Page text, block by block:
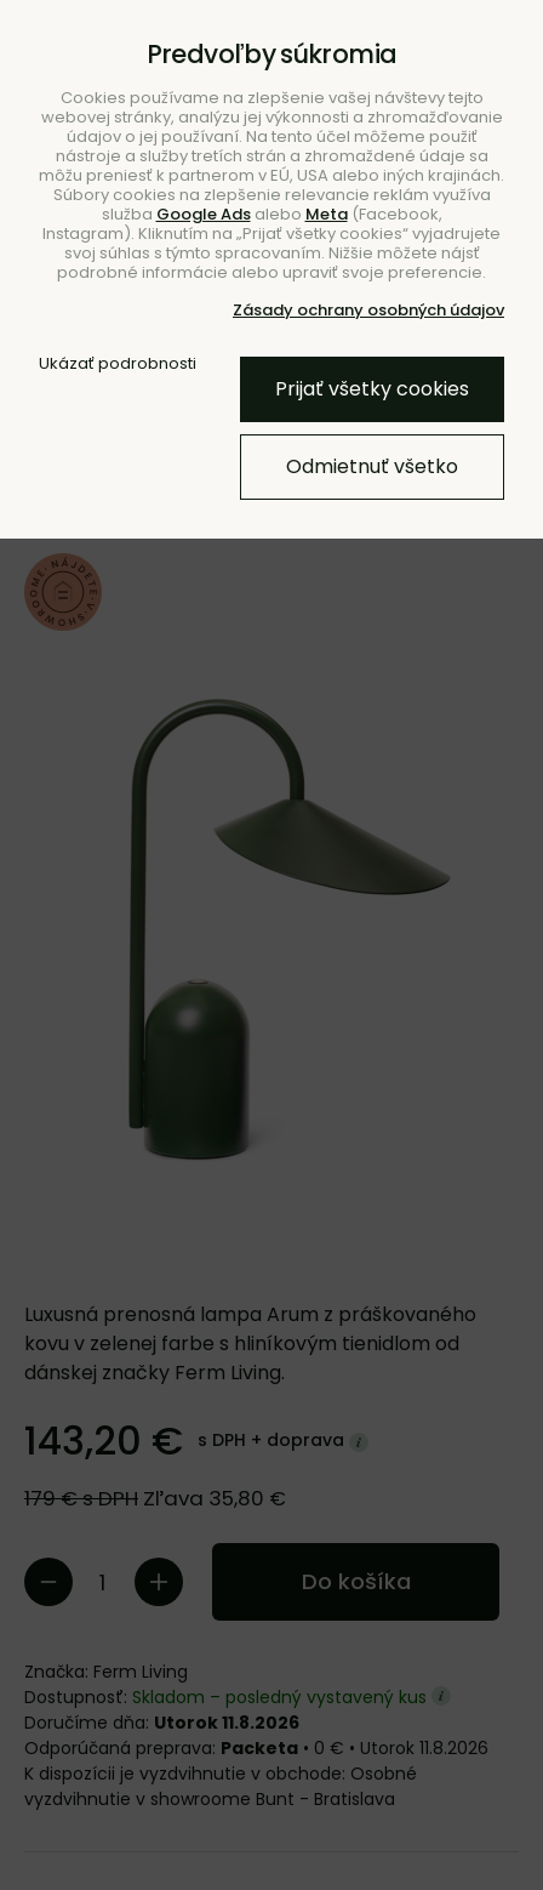
Hľadať
Úvod Svietidlá Stolové
Prenosná lampa Arum –
Luxusná prenosná lampa Arum z práškovaného
kovu v zelenej farbe s hliníkovým tienidlom od
dánskej značky Ferm Living.
143,20 € s DPH + doprava
179 €s DPH Zľava 35,80 €
Do košíka
Značka: Ferm Living
Dostupnosť: Skladom – posledný vystavený kus
Doručíme dňa: Utorok 11.8.2026
Packeta • 0 € • Utorok 11.8.2026
Osobné
vyzdvihnutie v showroome Bunt - Bratislava
Predvoľby súkromia
Cookies používame na zlepšenie vašej návštevy tejto
webovej stránky, analýzu jej výkonnosti a zhromažďovanie
údajov o jej používaní. Na tento účel môžeme použiť
nástroje a služby tretích strán a zhromaždené údaje sa
môžu preniesť k partnerom v EÚ, USA alebo iných krajinách.
Súbory cookies na zlepšenie relevancie reklám využíva
služba Google Adsalebo Meta(Facebook,
Instagram). Kliknutím na „Prijať všetky cookies“ vyjadrujete
svoj súhlas s týmto spracovaním. Nižšie môžete nájsť
podrobné informácie alebo upraviť svoje preferencie.
Zásady ochrany osobných údajov
Ukázať podrobnosti
Prijať všetky cookies
Odmietnuť všetko